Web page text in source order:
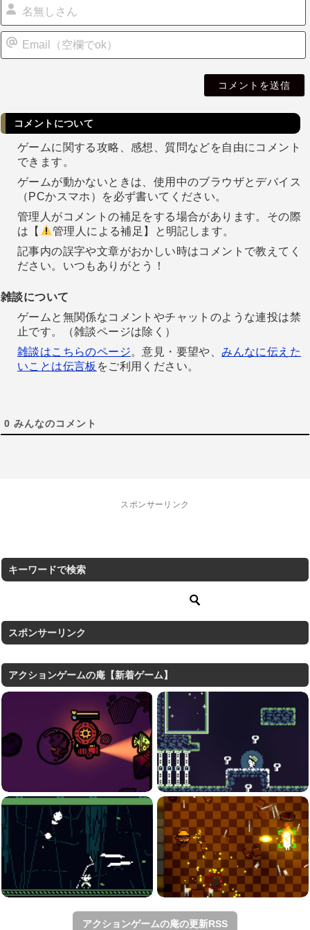
コメントについて
ゲームに関する攻略、感想、質問などを自由にコメント
できます。
ゲームが動かないときは、使用中のブラウザとデバイス
（PCかスマホ）を必ず書いてください。
管理人がコメントの補足をする場合があります。その際
は【
管理人による補足】と明記します。
記事内の誤字や文章がおかしい時はコメントで教えてく
ださい。いつもありがとう！
雑談について
ゲームと無関係なコメントやチャットのような連投は禁
止です。（雑談ページは除く）
雑談はこちらのページ。意見・要望や、みんなに伝えた
いことは伝言板 をご利用ください。
0 みんなのコメント
スポンサーリンク
キーワードで検索
スポンサーリンク
アクションゲームの庵【新着ゲーム】
アクションゲームの庵の更新RSS